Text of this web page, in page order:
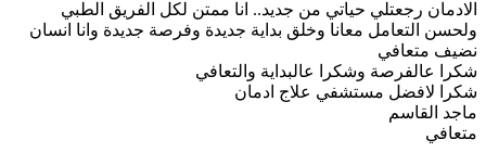
الادمان رجعتلي حياتي من جديد.. انا ممتن لكل الفريق الطبي
ولحسن التعامل معانا وخلق بداية جديدة وفرصة جديدة وانا انسان
نضيف متعافي
شكرا عالفرصة وشكرا عالبداية والتعافي
شكرا لافضل مستشفي علاج ادمان
ماجد القاسم
متعافي